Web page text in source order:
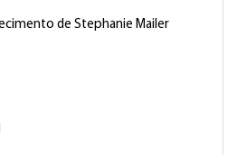
de Stephanie Mailer